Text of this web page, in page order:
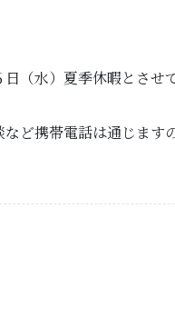
（水）夏季休暇とさせ
ど携帯電話は通じます